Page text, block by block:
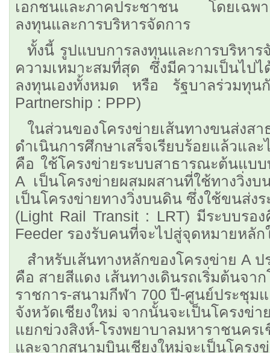
เอกชนและภาคประชาชน โดยเฉพาะ
ลงทุนและการบริหารจัดการ
ทั้งนี้ รูปแบบการลงทุนและการบริหา
ความเหมาะสมที่สุด ซึ่งมีความเป็นไ
ลงทุนเองทั้งหมด หรือ รัฐบาลร่วมทุ
Partnership : PPP)
ในส่วนของโครงข่ายเส้นทางขนส่งส
ดำเนินการศึกษาเสร็จเรียบร้อยแล้วแล
คือ ใช้โครงข่ายระบบสาธารณะต้นแบ
A เป็นโครงข่ายผสมผสานที่ใช้ทางวิ่
เป็นโครงข่ายทางวิ่งบนดิน ซึ่งใช้ขนส่ง
(Light Rail Transit : LRT) มีระบบรอ
Feeder รองรับคนที่จะไปสู่จุดหมายหลัก
สำหรับเส้นทางหลักของโครงข่าย A
คือ สายสีแดง เส้นทางเดินรถเริ่มต้นจา
ราชการ-สนามกีฬา 700 ปี-ศูนย์ประชุม
จังหวัดเชียงใหม่ จากนั้นจะเป็นโครงข่า
แยกข่วงสิงห์-โรงพยาบาลมหาราชนคร
และจากสนามบินเชียงใหม่จะเป็นโคร